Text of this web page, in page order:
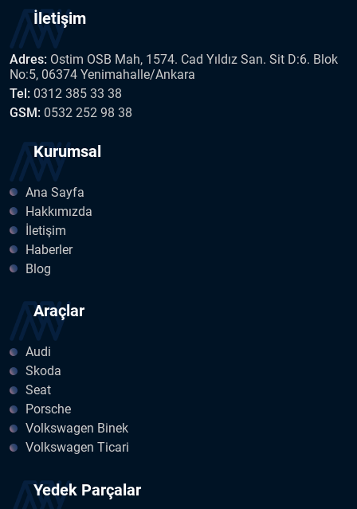
İletişim
Adres: Ostim OSB Mah, 1574. Cad Yıldız San. Sit D:6. Blok
No:5, 06374 Yenimahalle/Ankara
Tel: 0312 385 33 38
GSM: 0532 252 98 38
Kurumsal
Ana Sayfa
Hakkımızda
İletişim
Haberler
Blog
Araçlar
Audi
Skoda
Seat
Porsche
Volkswagen Binek
Volkswagen Ticari
Yedek Parçalar